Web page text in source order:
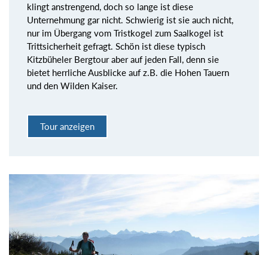
klingt anstrengend, doch so lange ist diese
Unternehmung gar nicht. Schwierig ist sie auch nicht,
nur im Übergang vom Tristkogel zum Saalkogel ist
Trittsicherheit gefragt. Schön ist diese typisch
Kitzbüheler Bergtour aber auf jeden Fall, denn sie
bietet herrliche Ausblicke auf z.B. die Hohen Tauern
und den Wilden Kaiser.
Tour anzeigen